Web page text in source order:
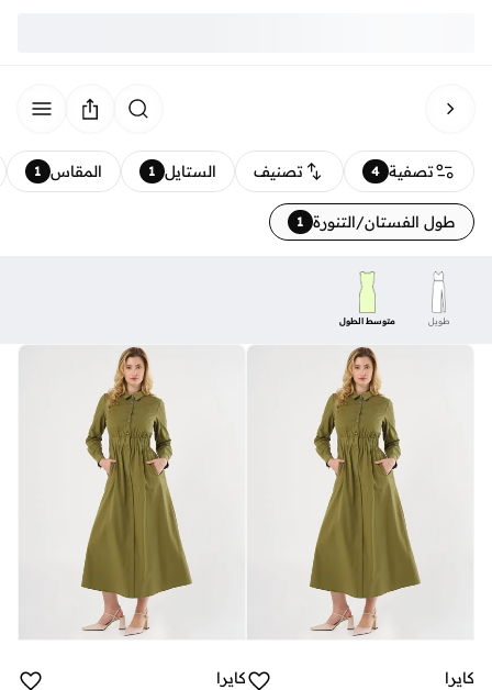
تصفية 4 تصنيف الستايل 1 المقاس 1
طول الفستان/التنورة 1
طويل متوسط الطول
كايرا
كايرا